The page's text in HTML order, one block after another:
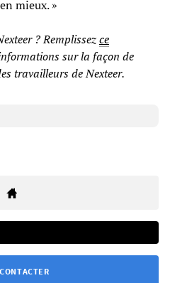
mieux. »
? Remplissezce
sur la façon de
travailleurs de Nexteer.